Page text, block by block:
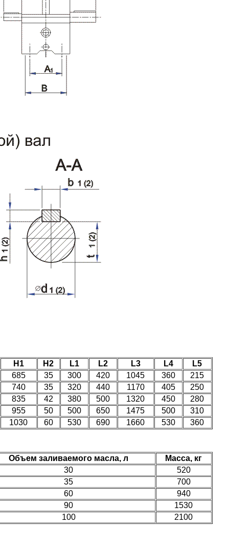
H1 H2 L1 L2 L3 L4
L5
685 35 300 420 1045 360
215
740 35 320 440 1170 405
250
835 42 380 500 1320 450
280
955 50 500 650 1475 500
310
1030 60 530 690 1660 530 360
Объем заливаемого масла, л
Масса, кг
30
520
35
700
60
940
90
1530
100 2100